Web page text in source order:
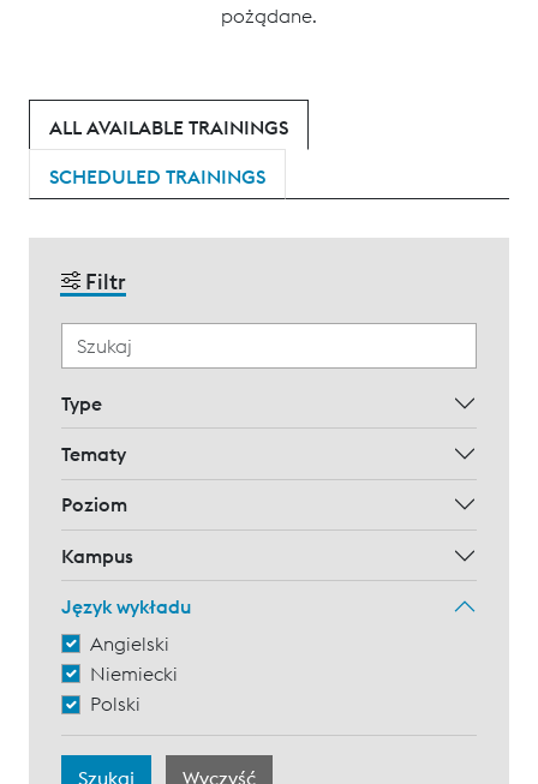
pożądane.
ALL AVAILABLE TRAININGS
SCHEDULED TRAININGS
Filtr
Type
Tematy
Poziom
Kampus
Język wykładu
Angielski
Niemiecki
Polski